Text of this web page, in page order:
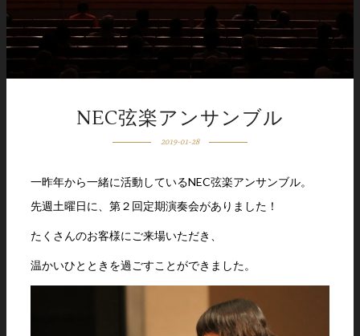
NEC弦楽アンサンブル
2019-01-28
一昨年から一緒に活動しているNEC弦楽アンサンブル。
先週土曜日に、第２回定期演奏会がありました！
たくさんのお客様にご来場いただき、
温かいひとときを過ごすことができました。